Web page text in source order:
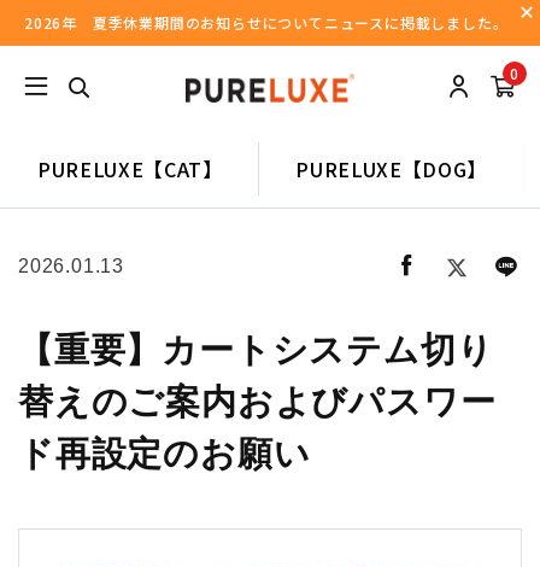
2026年 夏季休業期間のお知らせについてニュースに掲載しました。
0
PURELUXE【CAT】 PURELUXE【DOG】
2026.01.13
【重要】カートシステム切り
替えのご案内およびパスワー
ド再設定のお願い